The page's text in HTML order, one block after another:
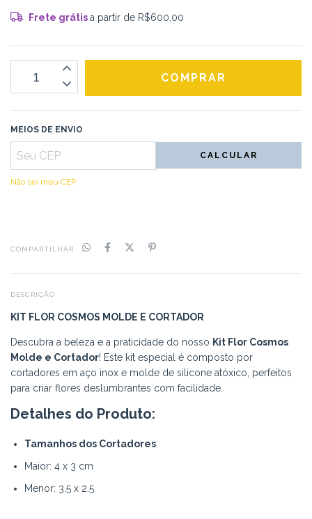
Frete grátisa partir de R$600,00
MEIOS DE ENVIO
CALCULAR
Não sei meu CEP
COMPARTILHAR
DESCRIÇÃO
KIT FLOR COSMOS MOLDE E CORTADOR
Descubra a beleza e a praticidade do nosso Kit Flor Cosmos
Molde e Cortador! Este kit especial é composto por
cortadores em aço inox e molde de silicone atóxico, perfeitos
para criar flores deslumbrantes com facilidade.
Detalhes do Produto:
Tamanhos dos Cortadores:
Maior: 4 x 3 cm
Menor: 3.5 x 2.5